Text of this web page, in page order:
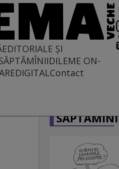
EDITORIALE ȘI
DILEME ON-
DIGITALContact